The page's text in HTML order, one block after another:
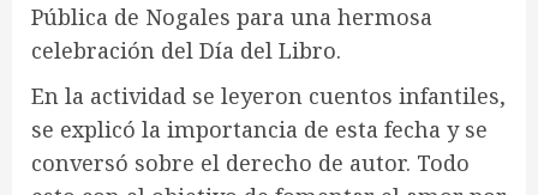
Pública de Nogales para una hermosa
celebración del Día del Libro.
En la actividad se leyeron cuentos infantiles,
se explicó la importancia de esta fecha y se
conversó sobre el derecho de autor. Todo